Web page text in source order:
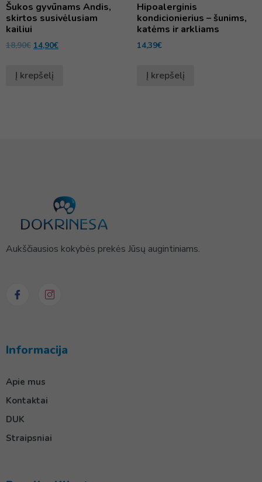
Šukos gyvūnams Andis,
skirtos susivėlusiam
kailiui
18,90€ 14,90€
Į krepšelį
Hipoalerginis
kondicionierius – šunims,
katėms ir arkliams
14,39€
Į krepšelį
Aukščiausios kokybės prekės Jūsų augintiniams.
Informacija
Apie mus
Kontaktai
DUK
Straipsniai